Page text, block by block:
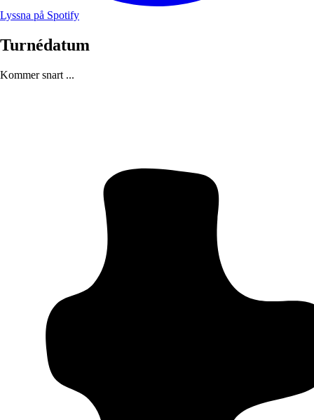
Lyssna på Spotify
Turnédatum
Kommer snart ...